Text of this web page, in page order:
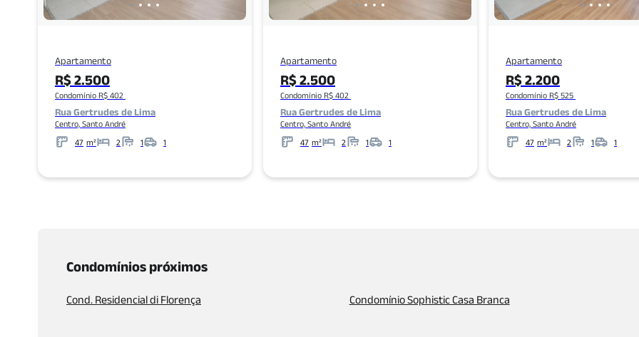
Apartamento
R$ 2.500
Condomínio R$ 402
Rua Gertrudes de Lima
Centro, Santo André
47 m²
Metros 2 1
Banheiros 1
Garagens
Apartamento
R$ 2.500
Condomínio R$ 402
Rua Gertrudes de Lima
Centro, Santo André
47 m²
Metros 2 1
Banheiros 1
Garagens
Apartamento
R$ 2.200
Condomínio R$ 525
Rua Gertrudes de Lima
Centro, Santo André
47 m²
Metros 2 1
Banheiros 1
Garagens
Condomínios próximos
Cond. Residencial di Florença Condomínio Sophistic Casa Branca